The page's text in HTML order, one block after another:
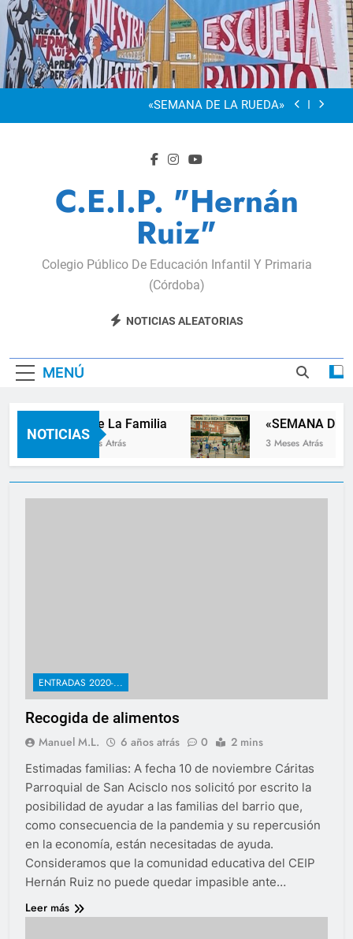
Saltar
al
contenido
Dia De La Familia
«SEMANA DE LA RUEDA»
Apadrinamiento Lector 2026
«SEMANA DE LA RUEDA»
Apadrinamiento Lector 2026
C.E.I.P. "Hernán
Ruiz"
Colegio Público De Educación Infantil Y Primaria
(Córdoba)
NOTICIAS ALEATORIAS
MENÚ
NOTICIAS
Dia De La Familia
2 Meses Atrás
«SEMANA DE LA
3 Meses Atrás
ENTRADAS 2020-...
Recogida de alimentos
Manuel M.L. 6 años atrás 0 2 mins
Estimadas familias: A fecha 10 de noviembre Cáritas
Parroquial de San Acisclo nos solicitó por escrito la
posibilidad de ayudar a las familias del barrio que,
como consecuencia de la pandemia y su repercusión
en la economía, están necesitadas de ayuda.
Consideramos que la comunidad educativa del CEIP
Hernán Ruiz no puede quedar impasible ante…
Leer más